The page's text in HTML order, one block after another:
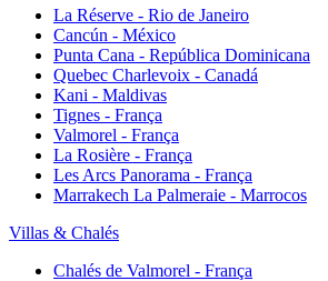
La Réserve - Rio de Janeiro
Cancún - México
Punta Cana - República Dominicana
Quebec Charlevoix - Canadá
Kani - Maldivas
Tignes - França
Valmorel - França
La Rosière - França
Les Arcs Panorama - França
Marrakech La Palmeraie - Marrocos
Villas & Chalés
Chalés de Valmorel - França